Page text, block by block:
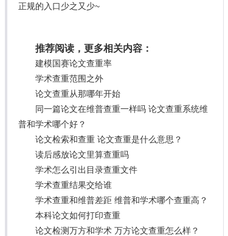
正规的入口少之又少~
推荐阅读，更多相关内容：
建模国赛论文查重率
学术查重范围之外
论文查重从那哪年开始
同一篇论文在维普查重一样吗 论文查重系统维
普和学术哪个好？
论文检索和查重 论文查重是什么意思？
读后感放论文里算查重吗
学术怎么引出目录查重文件
学术查重结果交给谁
学术查重和维普差距 维普和学术哪个查重高？
本科论文如何打印查重
论文检测万方和学术 万方论文查重怎么样？